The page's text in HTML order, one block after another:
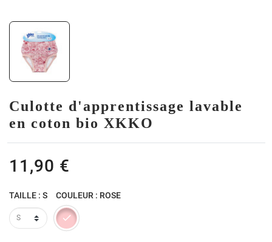
Culotte d'apprentissage lavable
en coton bio XKKO
11,90 €
TAILLE : S
COULEUR : ROSE
Rose